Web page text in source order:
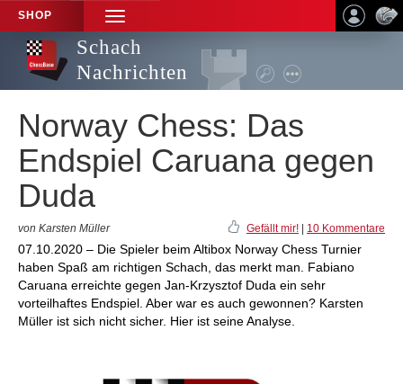
SHOP
TOGGLE
NAVIGATION
Schach
Nachrichten
Norway Chess: Das
Endspiel Caruana gegen
Duda
von Karsten Müller Gefällt mir! 10 Kommentare
07.10.2020 – Die Spieler beim Altibox Norway Chess Turnier
haben Spaß am richtigen Schach, das merkt man. Fabiano
Caruana erreichte gegen Jan-Krzysztof Duda ein sehr
vorteilhaftes Endspiel. Aber war es auch gewonnen? Karsten
Müller ist sich nicht sicher. Hier ist seine Analyse.